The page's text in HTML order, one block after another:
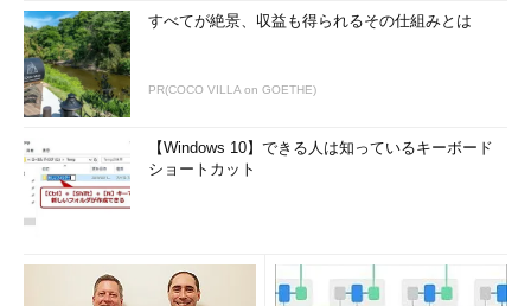
すべてが絶景、収益も得られるその仕組みとは
PR(COCO VILLA on GOETHE)
【Windows 10】できる人は知っているキーボード
ショートカット